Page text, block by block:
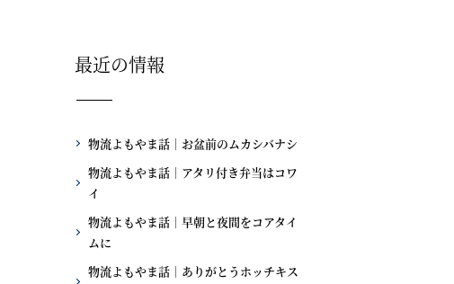
最近の情報
物流よもやま話｜お盆前のムカシバナシ
物流よもやま話｜アタリ付き弁当はコワ
イ
物流よもやま話｜早朝と夜間をコアタイ
ムに
物流よもやま話｜ありがとうホッチキス